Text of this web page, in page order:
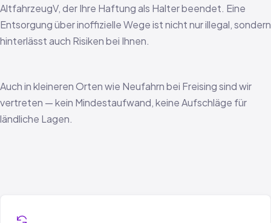
AltfahrzeugV, der Ihre Haftung als Halter beendet. Eine
Entsorgung über inoffizielle Wege ist nicht nur illegal, sondern
hinterlässt auch Risiken bei Ihnen.
Auch in kleineren Orten wie Neufahrn bei Freising sind wir
vertreten — kein Mindestaufwand, keine Aufschläge für
ländliche Lagen.